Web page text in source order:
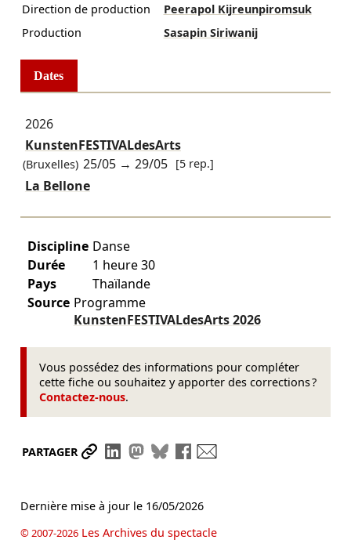
Direction de production
Peerapol Kijreunpiromsuk
Production
Sasapin Siriwanij
Dates
2026
KunstenFESTIVALdesArts
(Bruxelles) 25/05 →29/05 [5 rep.]
La Bellone
Discipline Danse
Durée
1 heure 30
Pays
Thaïlande
Source Programme
KunstenFESTIVALdesArts2026
Vous possédez des informations pour compléter
cette fiche ou souhaitez y apporter des corrections ?
Contactez-nous.
PARTAGER Partager le lien
Partager sur LinkedIn
Partager sur Mastodon
Partager sur Bluesky
Partager sur Facebook
Dernière mise à jour le 16/05/2026
© 2007-2026Les Archives du spectacle